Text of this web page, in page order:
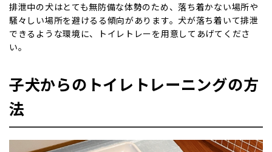
排泄中の犬はとても無防備な体勢のため、落ち着かない場所や
騒々しい場所を避けるる傾向があります。犬が落ち着いて排泄
できるような環境に、トイレトレーを用意してあげてくださ
い。
子犬からのトイレトレーニングの方
法